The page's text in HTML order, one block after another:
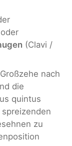
oder
(Clavi /
nach
die
quintus
zu